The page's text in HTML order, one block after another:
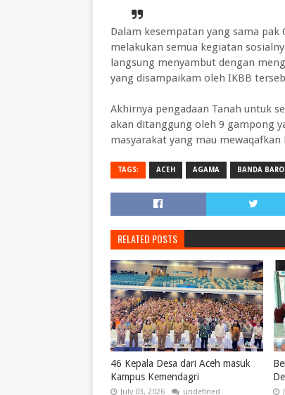
Dalam kesempatan yang sama pak
melakukan semua kegiatan
langsung menyambut dengan
yang disampaikam oleh IKBB
Akhirnya pengadaan Tanah untuk
akan ditanggung oleh 9 gampong
masyarakat yang mau
TAGS: ACEH AGAMA BANDA BARO
RELATED POSTS
46 Kepala Desa dari Aceh masuk
Kampus Kemendagri
July 03, 2026 undefined